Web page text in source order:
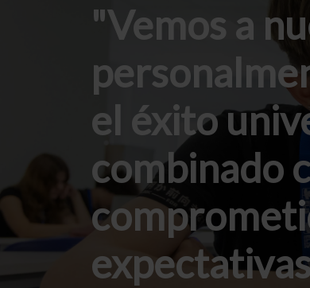
Vemos a
el éxito
combinado